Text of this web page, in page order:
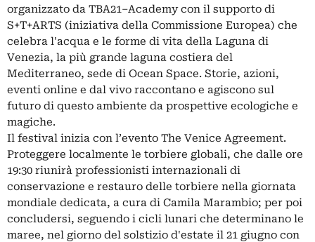
organizzato da TBA21–Academy con il supporto di
S+T+ARTS (iniziativa della Commissione Europea) che
celebra l'acqua e le forme di vita della Laguna di
Venezia, la più grande laguna costiera del
Mediterraneo, sede di Ocean Space. Storie, azioni,
eventi online e dal vivo raccontano e agiscono sul
futuro di questo ambiente da prospettive ecologiche e
magiche.
Il festival inizia con l’evento The Venice Agreement.
Proteggere localmente le torbiere globali, che dalle ore
19:30 riunirà professionisti internazionali di
conservazione e restauro delle torbiere nella giornata
mondiale dedicata, a cura di Camila Marambio; per poi
concludersi, seguendo i cicli lunari che determinano le
maree, nel giorno del solstizio d'estate il 21 giugno con